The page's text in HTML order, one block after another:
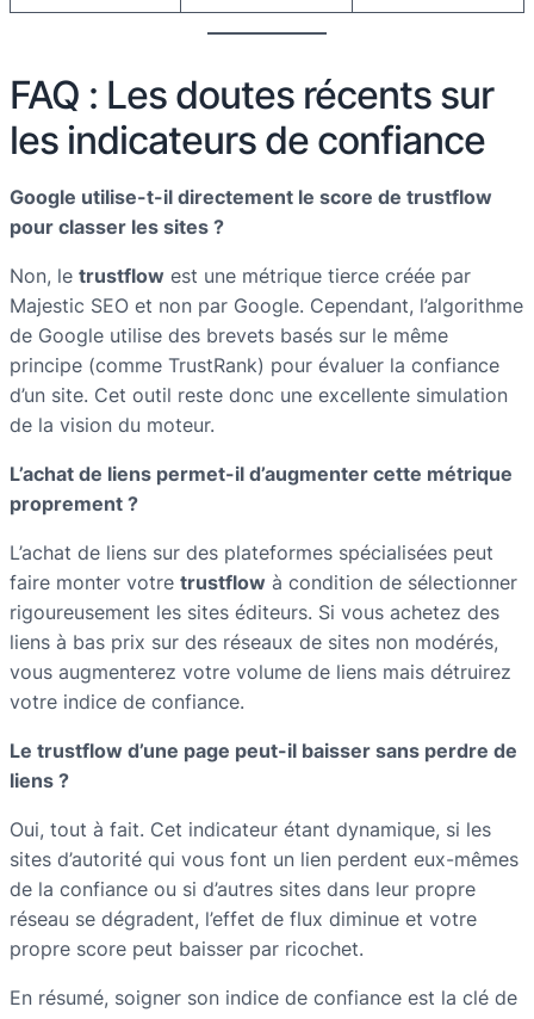
FAQ : Les doutes récents sur
les indicateurs de confiance
Google utilise-t-il directement le score de trustflow
pour classer les sites ?
Non, le trustflow est une métrique tierce créée par
Majestic SEO et non par Google. Cependant, l’algorithme
de Google utilise des brevets basés sur le même
principe (comme TrustRank) pour évaluer la confiance
d’un site. Cet outil reste donc une excellente simulation
de la vision du moteur.
L’achat de liens permet-il d’augmenter cette métrique
proprement ?
L’achat de liens sur des plateformes spécialisées peut
faire monter votre trustflow à condition de sélectionner
rigoureusement les sites éditeurs. Si vous achetez des
liens à bas prix sur des réseaux de sites non modérés,
vous augmenterez votre volume de liens mais détruirez
votre indice de confiance.
Le trustflow d’une page peut-il baisser sans perdre de
liens ?
Oui, tout à fait. Cet indicateur étant dynamique, si les
sites d’autorité qui vous font un lien perdent eux-mêmes
de la confiance ou si d’autres sites dans leur propre
réseau se dégradent, l’effet de flux diminue et votre
propre score peut baisser par ricochet.
En résumé, soigner son indice de confiance est la clé de